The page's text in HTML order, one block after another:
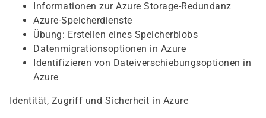
Informationen zur Azure Storage-Redundanz
Azure-Speicherdienste
Übung: Erstellen eines Speicherblobs
Datenmigrationsoptionen in Azure
Identifizieren von Dateiverschiebungsoptionen in
Azure
Identität, Zugriff und Sicherheit in Azure